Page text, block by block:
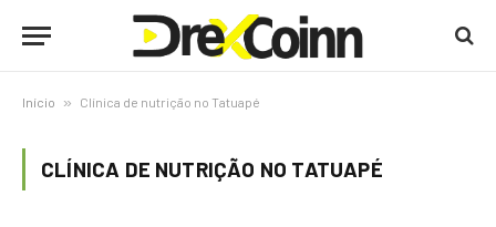
Início » Clínica de nutrição no Tatuapé
CLÍNICA DE NUTRIÇÃO NO TATUAPÉ